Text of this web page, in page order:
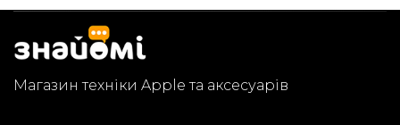
Магазин техніки Apple та аксесуарів